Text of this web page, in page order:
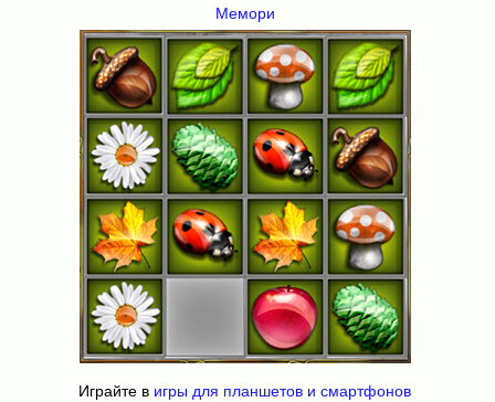
Мемори
Играйте в игры для планшетов и смартфонов